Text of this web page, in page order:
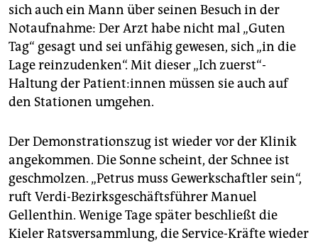
sich auch ein Mann über seinen Besuch in der
Notaufnahme: Der Arzt habe nicht mal „Guten
Tag“ gesagt und sei unfähig gewesen, sich „in die
Lage reinzudenken“. Mit dieser „Ich zuerst“-
Haltung der Pa­tien­t:in­nen müssen sie auch auf
den Stationen umgehen.
Der Demonstrationszug ist wieder vor der Klinik
angekommen. Die Sonne scheint, der Schnee ist
geschmolzen. „Petrus muss Gewerkschaftler sein“,
ruft Verdi-Bezirksgeschäftsführer Manuel
Gellenthin. Wenige Tage später beschließt die
Kieler Ratsversammlung, die Service-Kräfte wieder